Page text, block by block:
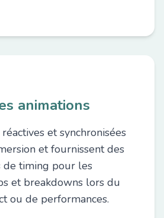
animations
et synchronisées
et fournissent des
de timing pour les
et breakdowns lors du
ou de performances.